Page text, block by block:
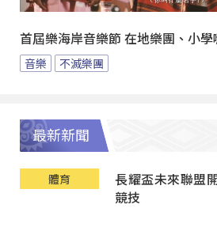
首屆樂海岸音樂節 在地樂團、小學
音樂 不滅樂團
最新新聞
體育
長耀盃未來聯盟
競技